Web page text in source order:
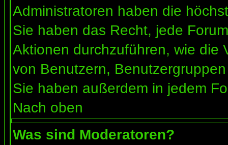
Administratoren haben die
Sie haben das Recht, jede
Aktionen durchzuführen, wie die
von Benutzern,
Sie haben außerdem in jedem
Nach oben
Was sind Moderatoren?